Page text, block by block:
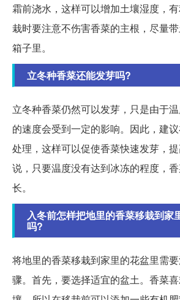
霜前浇水，这样可以增加土壤湿度，
栽时要注意不伤害香菜的主根，尽量
箱子里。
立冬种香菜还能发芽吗?
立冬种香菜仍然可以发芽，只是由于
的速度会受到一定的影响。因此，建
处理，这样可以促使香菜快速发芽，
说，只要温度没有达到冰冻的程度，
长。
入冬前怎样把地里的香菜移栽到家
吗?
将地里的香菜移栽到家里的花盆里需
骤。首先，要选择适宜的盆土。香菜